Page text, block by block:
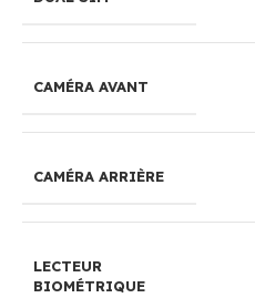
CAMÉRA AVANT
CAMÉRA ARRIÈRE
LECTEUR
BIOMÉTRIQUE